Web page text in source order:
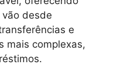
desde
e
mais complexas,